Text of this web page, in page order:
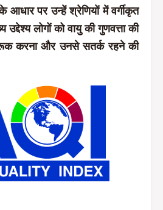
आधार पर उन्हें श्रेणियों में वर्गीकृत
लोगों को वायु की गुणवत्ता की
करना और उनसे सतर्क रहने की